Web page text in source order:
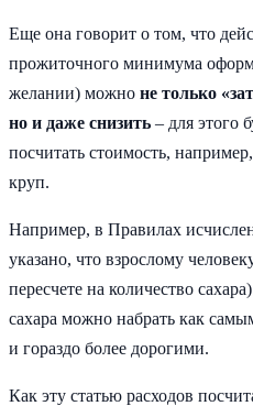
Еще она говорит о том, что
прожиточного минимума
желании) можно не только
но и даже снизить – для этого
посчитать стоимость,
круп.
Например, в Правилах
указано, что взрослому
пересчете на количество
сахара можно набрать как
и гораздо более дорогими.
Как эту статью расходов